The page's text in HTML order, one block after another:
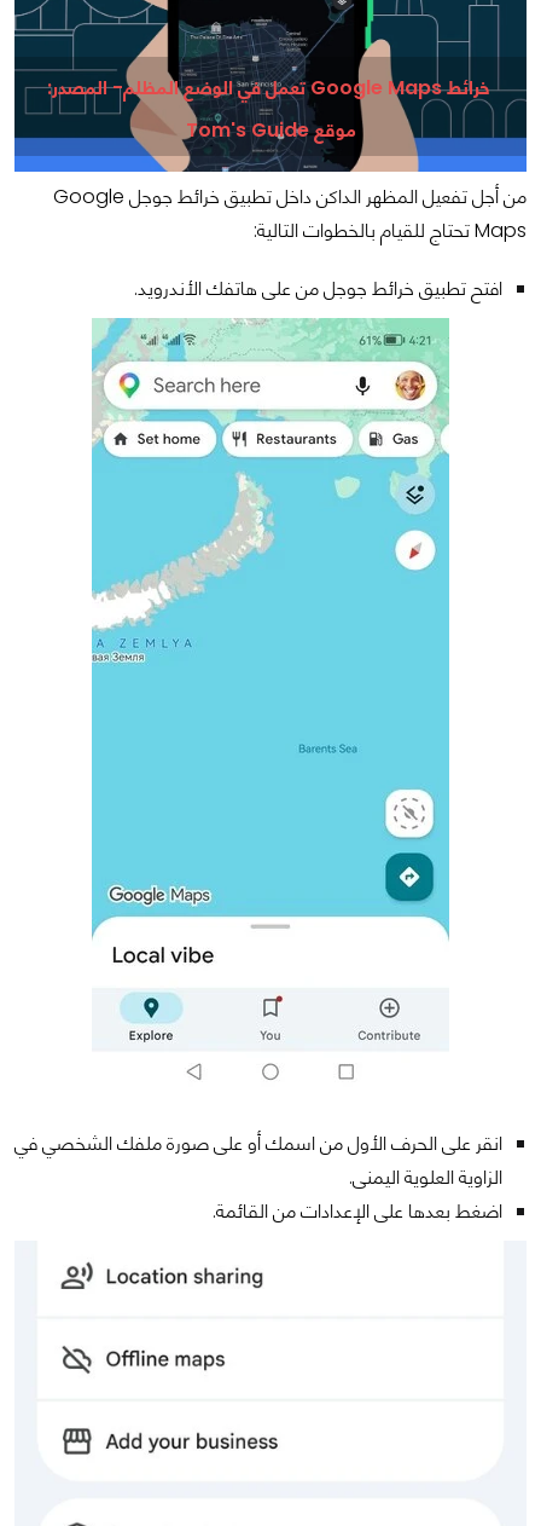
خرائط Google Maps تعمل في الوضع المظلم- المصدر:
موقع Tom's Guide
من أجل تفعيل المظهر الداكن داخل تطبيق خرائط جوجل Google
Maps تحتاج للقيام بالخطوات التالية:
افتح تطبيق خرائط جوجل من على هاتفك الأندرويد.
انقر على الحرف الأول من اسمك أو على صورة ملفك الشخصي في
الزاوية العلوية اليمنى.
اضغط بعدها على الإعدادات من القائمة.